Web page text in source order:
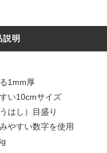
説明
1mm厚
い10cmサイズ
はし）目盛り
やすい数字を使用